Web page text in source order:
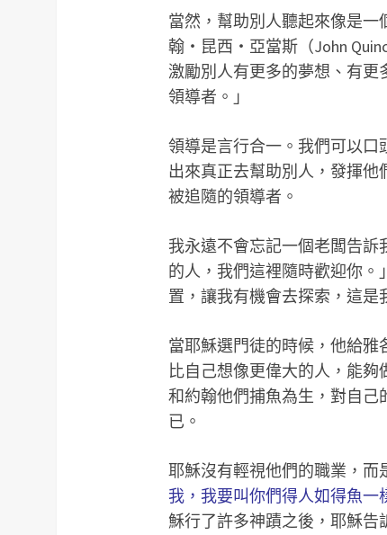
當然，幫助別人聽起來像是
翰‧昆西 ‧ 亞當斯（John
激勵別人有更多的夢想、有
領導者。」
領導是言行合一。我們可以
出來真正去幫助別人，發揮
被追隨的領導者。
我永遠不會忘記一個老闆告
的人，我們這裡隨時歡迎你
置，讓我有機會去探索，這是
當耶穌選門徒的時候，他給雅
比自己想像更偉大的人，能
和約翰他們捕魚為生，對自
已。
耶穌沒有輕視他們的職業，
我，我要叫你們得人如得魚一
穌行了許多神蹟之後，耶穌告